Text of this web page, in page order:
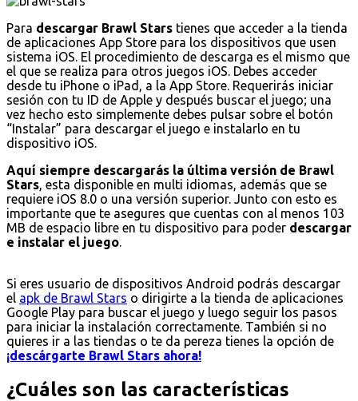
Para descargar Brawl Stars tienes que acceder a la tienda
de aplicaciones App Store para los dispositivos que usen
sistema iOS. El procedimiento de descarga es el mismo que
el que se realiza para otros juegos iOS. Debes acceder
desde tu iPhone o iPad, a la App Store. Requerirás iniciar
sesión con tu ID de Apple y después buscar el juego; una
vez hecho esto simplemente debes pulsar sobre el botón
“Instalar” para descargar el juego e instalarlo en tu
dispositivo iOS.
Aquí siempre descargarás la última versión de Brawl
Stars, esta disponible en multi idiomas, además que se
requiere iOS 8.0 o una versión superior. Junto con esto es
importante que te asegures que cuentas con al menos 103
MB de espacio libre en tu dispositivo para poder descargar
e instalar el juego.
Si eres usuario de dispositivos Android podrás descargar
el apk de Brawl Stars o dirigirte a la tienda de aplicaciones
Google Play para buscar el juego y luego seguir los pasos
para iniciar la instalación correctamente. También si no
quieres ir a las tiendas o te da pereza tienes la opción de
¡descárgarte Brawl Stars ahora!
¿Cuáles son las características